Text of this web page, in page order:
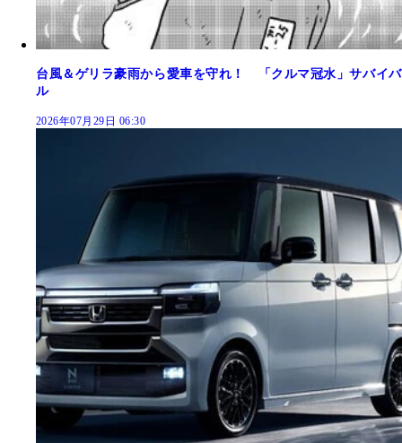
台風＆ゲリラ豪雨から愛車を守れ！ 「クルマ冠水」サバイバ
ル
2026年07月29日 06:30